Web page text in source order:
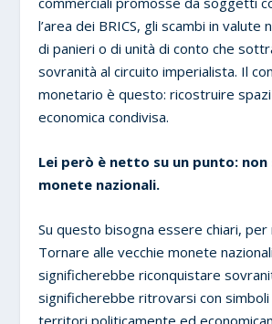
l’area dei BRICS, gli scambi in valute
di panieri o di unità di conto che
sovranità al circuito imperialista. Il
monetario è questo: ricostruire
economica condivisa.
Lei però è netto su un punto:
monete nazionali.
Su questo bisogna essere chiari, per
Tornare alle vecchie monete
significherebbe riconquistare
significherebbe ritrovarsi con
territori politicamente ed